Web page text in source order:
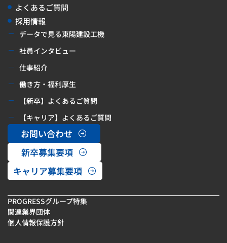
よくあるご質問
採用情報
データで見る東陽建設工機
社員インタビュー
仕事紹介
働き方・福利厚生
【新卒】よくあるご質問
【キャリア】よくあるご質問
お問い合わせ
新卒募集要項
キャリア募集要項
PROGRESSグループ特集
関連業界団体
個人情報保護方針